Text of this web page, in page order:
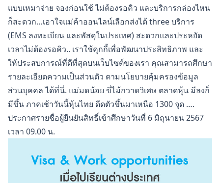
แบบเหมาจ่าย จองก่อนใช้ ไม่ต้องรอคิว และบริการกล่องไหน
ก็สะดวก…เอาใจแม่ค้าออนไลน์เลือกส่งได้ three บริการ
(EMS ลงทะเบียน และพัสดุในประเทศ) สะดวกและประหยัด
เวลาไม่ต้องรอคิว.. เราใช้คุกกี้เพื่อพัฒนาประสิทธิภาพ และ
ให้ประสบการณ์ที่ดีที่สุดบนเว็บไซต์ของเรา คุณสามารถศึกษา
รายละเอียดความเป็นส่วนตัว ตามนโยบายคุ้มครองข้อมูล
ส่วนบุคคล ได้ที่นี่. แม่มดน้อย ขี่ไม้กวาดวิเศษ ตลาดหุ้น มีลงก็
มีขึ้น ภาคเช้าวันนี้หุ้นไทย ดีดตัวขึ้นมาเหนือ 1300 จุด ….
ประกาศรายชื่อผู้ยืนยันสิทธิ์เข้าศึกษาวันที่ 6 มิถุนายน 2567
เวลา 09.00 น.